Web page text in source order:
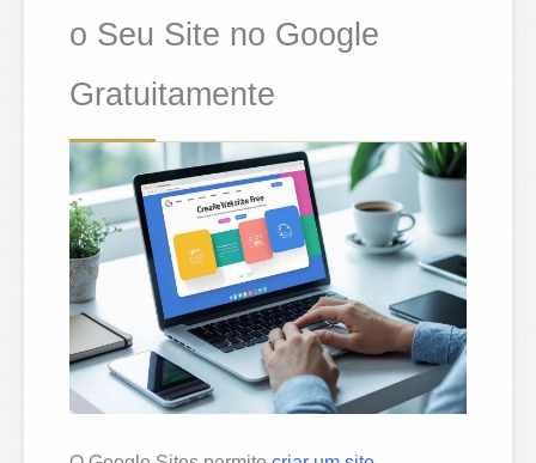
o Seu Site no Google
Gratuitamente